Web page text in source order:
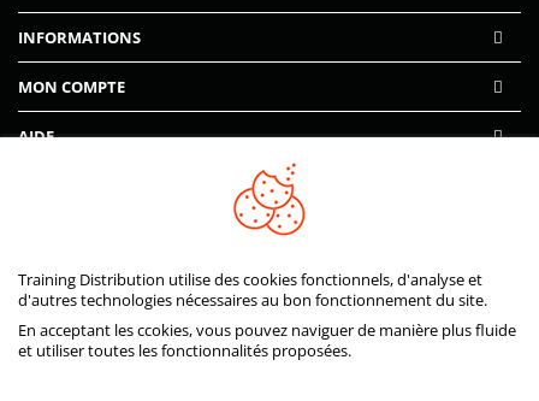
INFORMATIONS
MON COMPTE
Training Distribution utilise des cookies fonctionnels, d'analyse et
d'autres technologies nécessaires au bon fonctionnement du site.
En acceptant les ccokies, vous pouvez naviguer de manière plus fluide
et utiliser toutes les fonctionnalités proposées.
AIDE